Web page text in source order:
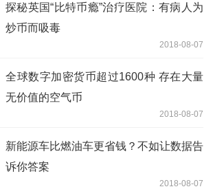
探秘英国“比特币瘾”治疗医院：有病人为
炒币而吸毒
2018-08-07
全球数字加密货币超过1600种 存在大量
无价值的空气币
2018-08-07
新能源车比燃油车更省钱？不如让数据告
诉你答案
2018-08-07